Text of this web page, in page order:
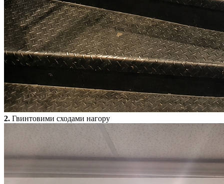
2. Гвинтовими сходами нагору